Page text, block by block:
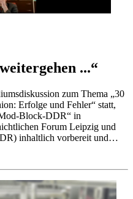
...“
zum Thema „30
Erfolge und Fehler“ statt,
Block-DDR“ in
Forum Leipzig und
inhaltlich vorbereit und…